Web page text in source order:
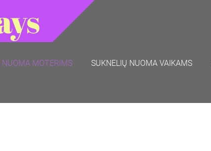
NUOMA MOTERIMS SUKNELIŲ NUOMA VAIKAMS